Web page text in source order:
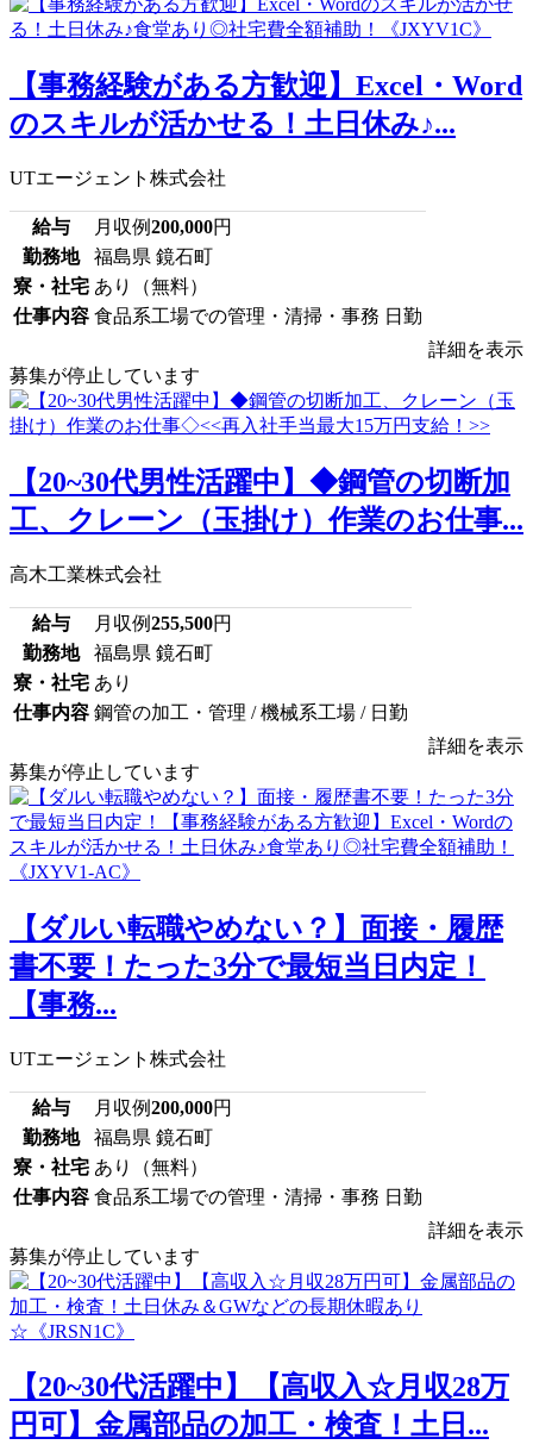
【事務経験がある方歓迎】Excel・Word
のスキルが活かせる！土日休み♪...
UTエージェント株式会社
給与 月収例200,000円
勤務地
福島県 鏡石町
寮・社宅 あり（無料）
仕事内容 食品系工場での管理・清掃・事務 日勤
詳細を表示
募集が停止しています
【20~30代男性活躍中】◆鋼管の切断加
工、クレーン（玉掛け）作業のお仕事...
高木工業株式会社
給与 月収例255,500円
勤務地
福島県 鏡石町
寮・社宅 あり
仕事内容 鋼管の加工・管理 / 機械系工場 / 日勤
詳細を表示
募集が停止しています
【ダルい転職やめない？】面接・履歴
書不要！たった3分で最短当日内定！
【事務...
UTエージェント株式会社
給与 月収例200,000円
勤務地
福島県 鏡石町
寮・社宅 あり（無料）
仕事内容 食品系工場での管理・清掃・事務 日勤
詳細を表示
募集が停止しています
【20~30代活躍中】【高収入☆月収28万
円可】金属部品の加工・検査！土日...